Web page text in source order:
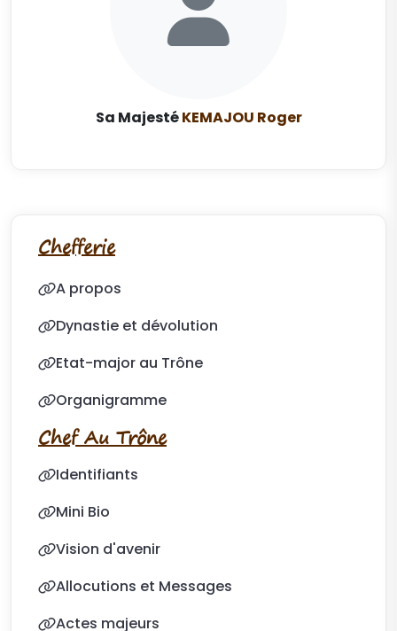
Sa MajestéKEMAJOU Roger
Chefferie
A propos
Dynastie et dévolution
Etat-major au Trône
Organigramme
Chef Au Trône
Identifiants
Mini Bio
Vision d'avenir
Allocutions et Messages
Actes majeurs